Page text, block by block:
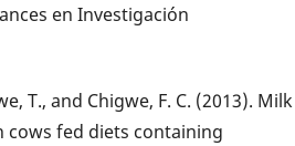
en Investigación
T., and Chigwe, F. C. (2013). Milk
fed diets containing